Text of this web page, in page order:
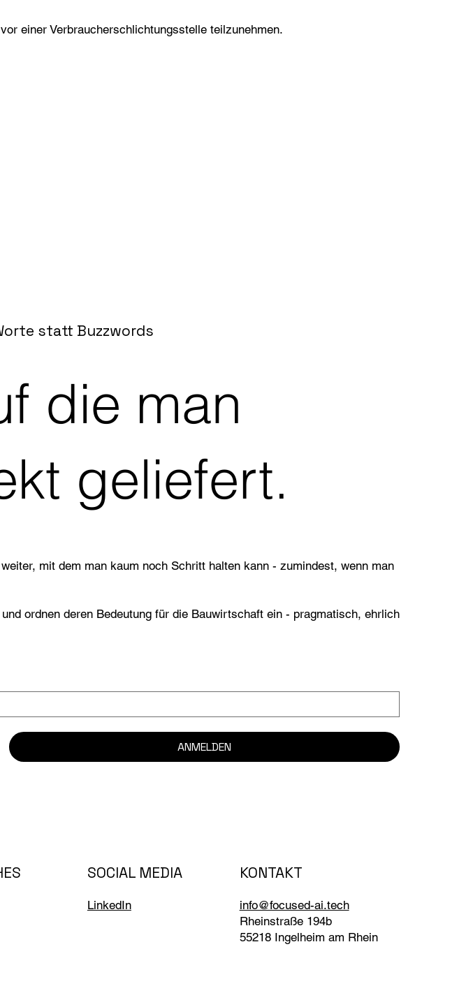
einer Verbraucherschlichtungsstelle teilzunehmen.
statt Buzzwords
die man
geliefert.
mit dem man kaum noch Schritt halten kann - zumindest, wenn man
ordnen deren Bedeutung für die Bauwirtschaft ein - pragmatisch, ehrlich
ANMELDEN
SOCIAL MEDIA
LinkedIn
KONTAKT
info@focused-ai.tech
Rheinstraße 194b
55218 Ingelheim am Rhein